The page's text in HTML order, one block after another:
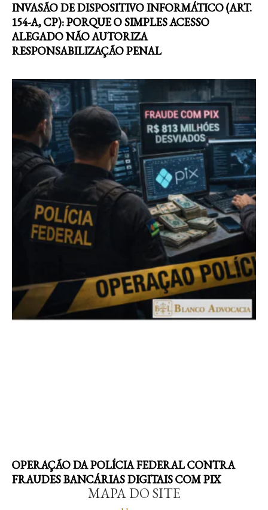
INVASÃO DE DISPOSITIVO INFORMÁTICO (ART.
154-A, CP): PORQUE O SIMPLES ACESSO
ALEGADO NÃO AUTORIZA
RESPONSABILIZAÇÃO PENAL
OPERAÇÃO DA POLÍCIA FEDERAL CONTRA
FRAUDES BANCÁRIAS DIGITAIS COM PIX
MAPA DO SITE